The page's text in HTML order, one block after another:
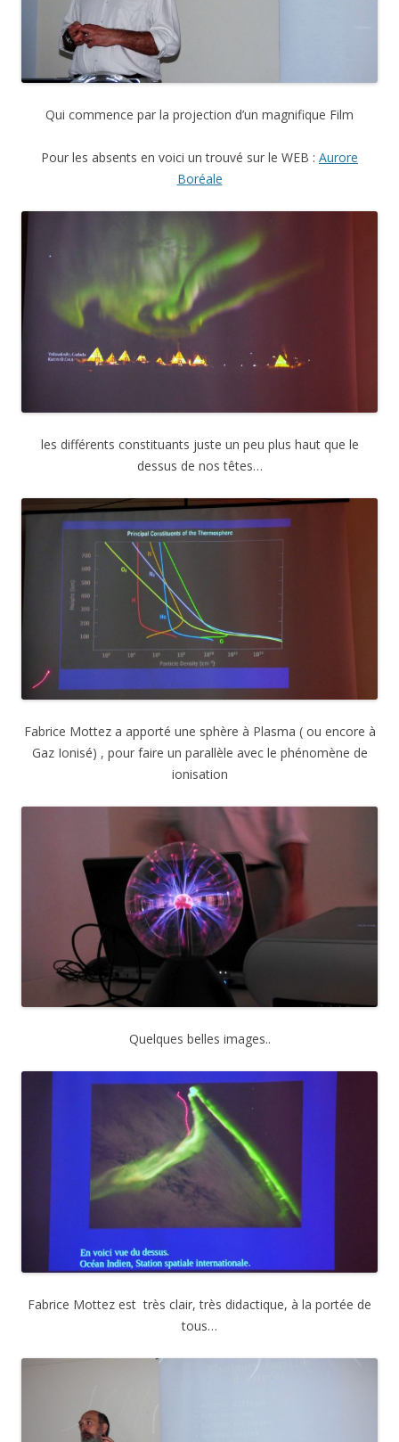
Qui commence par la projection d’un magnifique Film
Pour les absents en voici un trouvé sur le WEB : Aurore
Boréale
les différents constituants juste un peu plus haut que le
dessus de nos têtes…
Fabrice Mottez a apporté une sphère à Plasma ( ou encore à
Gaz Ionisé) , pour faire un parallèle avec le phénomène de
ionisation
Quelques belles images..
Fabrice Mottez est très clair, très didactique, à la portée de
tous…